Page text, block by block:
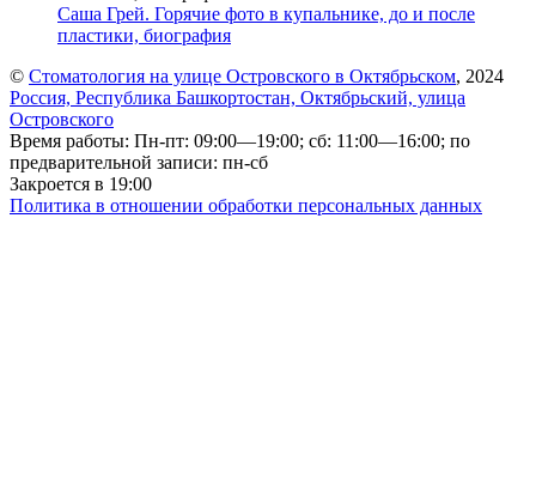
Саша Грей. Горячие фото в купальнике, до и после
пластики, биография
© Стоматология на улице Островского в Октябрьском, 2024
Россия, Республика Башкортостан, Октябрьский, улица
Островского
Время работы: Пн-пт: 09:00—19:00; сб: 11:00—16:00; по
предварительной записи: пн-сб
Закроется в 19:00
Политика в отношении обработки персональных данных